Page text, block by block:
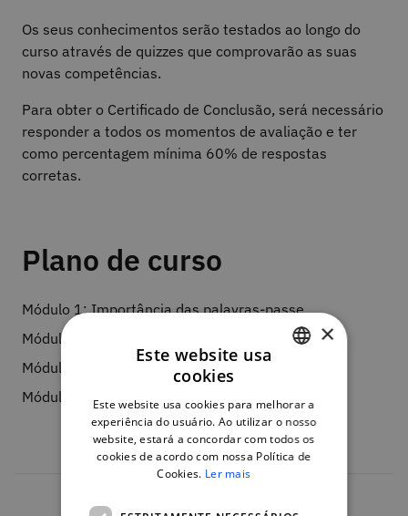
Os seus conhecimentos serão testados ao longo do
curso através de quizzes que comprovarão as suas
novas competências.
Para obter o Certificado de Conclusão, será necessário
responder a todos os momentos de avaliação e ter
como percentagem mínima 60% de respostas
corretas.
Plano de curso
Módulo 1: Importância das palavras-passe
Módulo 2: Boas práticas na sua utilização
Módulo 3: Referências
Módulo 4: Avaliação
×
Este website usa
cookies
Este website usa cookies para melhorar a
experiência do usuário. Ao utilizar o nosso
website, estará a concordar com todos os
cookies de acordo com nossa Política de
Cookies. Ler mais